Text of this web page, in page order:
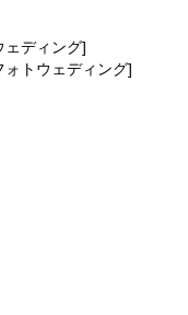
ェディング]
トウェディング]